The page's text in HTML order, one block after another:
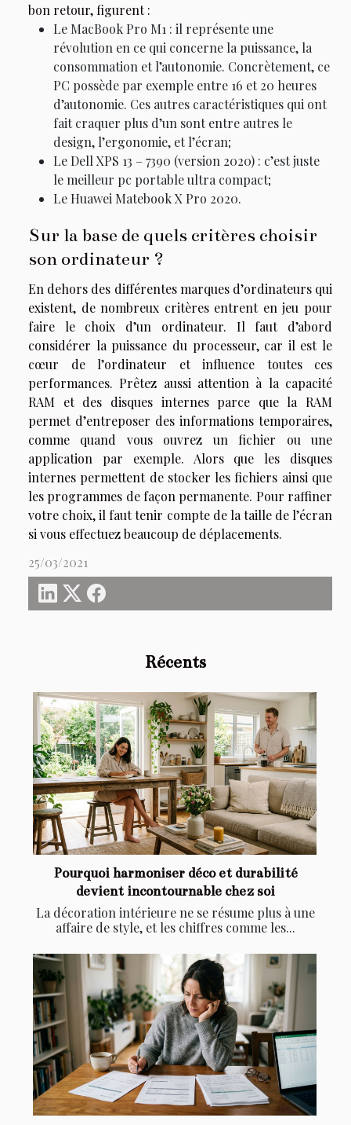
Récents
Pourquoi harmoniser déco et durabilité
devient incontournable chez soi
La décoration intérieure ne se résume plus à une
affaire de style, et les chiffres comme les...
bon retour, figurent :
Le MacBook Pro M1 : il représente une
révolution en ce qui concerne la puissance, la
consommation et l’autonomie. Concrètement, ce
PC possède par exemple entre 16 et 20 heures
d’autonomie. Ces autres caractéristiques qui ont
fait craquer plus d’un sont entre autres le
design, l’ergonomie, et l’écran;
Le Dell XPS 13 – 7390 (version 2020) : c’est juste
le meilleur pc portable ultra compact;
Le Huawei Matebook X Pro 2020.
Sur la base de quels critères choisir
son ordinateur ?
En dehors des différentes marques d’ordinateurs qui
existent, de nombreux critères entrent en jeu pour
faire le choix d’un ordinateur. Il faut d’abord
considérer la puissance du processeur, car il est le
cœur de l’ordinateur et influence toutes ces
performances. Prêtez aussi attention à la capacité
RAM et des disques internes parce que la RAM
permet d’entreposer des informations temporaires,
comme quand vous ouvrez un fichier ou une
application par exemple. Alors que les disques
internes permettent de stocker les fichiers ainsi que
les programmes de façon permanente. Pour raffiner
votre choix, il faut tenir compte de la taille de l’écran
si vous effectuez beaucoup de déplacements.
25/03/2021